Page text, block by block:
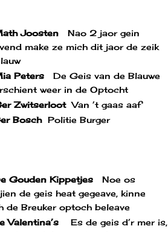
Joosten Nao 2 jaor gein
make ze mich dit jaor de zeik
Peters De Geis van de Blauwe
weer in de Optocht
ZwitserlootVan ’t gaas aaf
Bosch Politie Burger
Gouden Kippetjes Noe os
de geis heat gegeave, kinne
de Breuker optoch beleave
Valentina’s Es de geis d’r mer is,